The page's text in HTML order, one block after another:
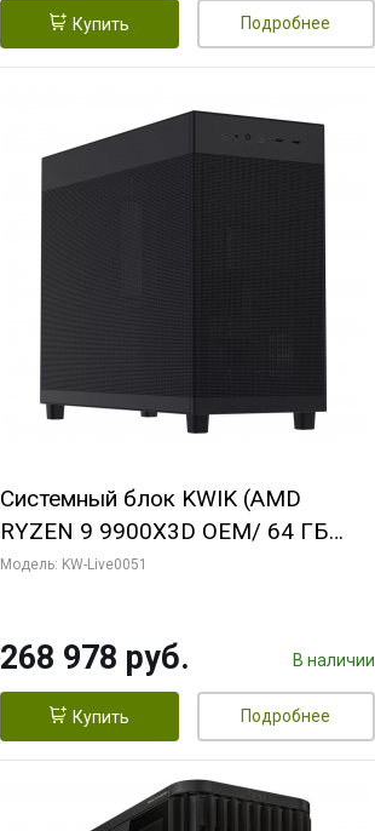
Купить Подробнее
Системный блок KWIK (AMD
RYZEN 9 9900X3D OEM/ 64 ГБ
ОЗУ/ Gigabyte RX9070 GAMING OC
Модель: KW-Live0051
268 978 руб. В наличии
Купить Подробнее